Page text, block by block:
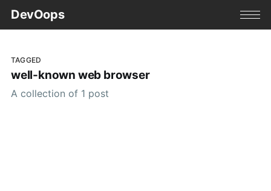
DevOops
TAGGED
well-known web browser
A collection of 1 post